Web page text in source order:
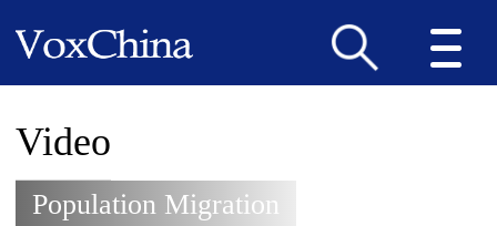
Video
Population Migration